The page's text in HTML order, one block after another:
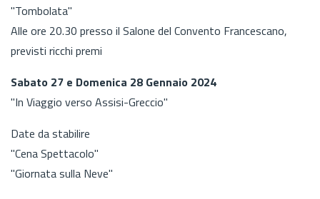
"Tombolata"
Alle ore 20.30 presso il Salone del Convento Francescano,
previsti ricchi premi
Sabato 27 e Domenica 28 Gennaio 2024
"In Viaggio verso Assisi-Greccio"
Date da stabilire
"Cena Spettacolo"
"Giornata sulla Neve"